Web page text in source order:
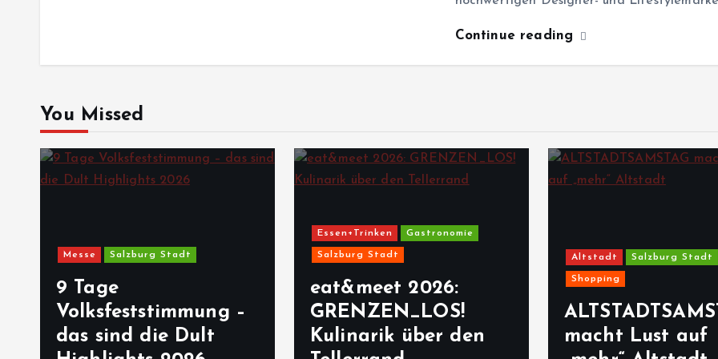
Continue reading
You Missed
Salzburg Stadt
9 Tage
Volksfeststimmung –
das sind die Dult
Essen+Trinken Gastronomie
Salzburg Stadt
eat&meet 2026:
GRENZEN_LOS!
Kulinarik über den
Salzburg Stadt
ALTSTADTSAMSTAG
macht Lust auf